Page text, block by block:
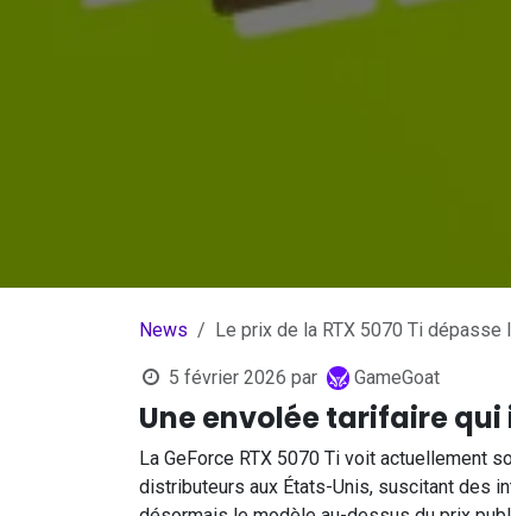
News Le prix de la RTX 5070 Ti
5 février 2026 par GameGoat
Une envolée tarifaire
La GeForce RTX 5070 Ti voit actuellement
distributeurs aux États-Unis, suscitant des